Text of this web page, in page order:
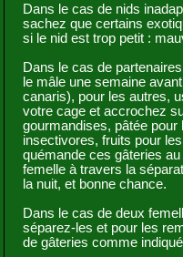
Dans le cas de nids
sachez que certains
si le nid est trop petit :
Dans le cas de
le mâle une semaine
canaris), pour les autres,
votre cage et accrochez
gourmandises, pâtée
insectivores, fruits pour
quémande ces gâteries
femelle à travers la
la nuit, et bonne chance.
Dans le cas de deux
séparez-les et pour les
de gâteries comme